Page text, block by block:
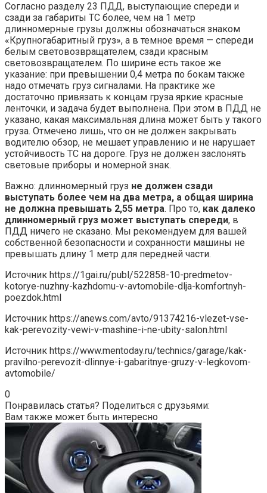
Согласно разделу 23 ПДД, выступающие спереди и
сзади за габариты ТС более, чем на 1 метр
длинномерные грузы должны обозначаться знаком
«Крупногабаритный груз», а в темное время — спереди
белым световозвращателем, сзади красным
световозвращателем. По ширине есть такое же
указание: при превышении 0,4 метра по бокам также
надо отмечать груз сигналами. На практике же
достаточно привязать к концам груза яркие красные
ленточки, и задача будет выполнена. При этом в ПДД не
указано, какая максимальная длина может быть у такого
груза. Отмечено лишь, что он не должен закрывать
водителю обзор, не мешает управлению и не нарушает
устойчивость ТС на дороге. Груз не должен заслонять
световые приборы и номерной знак.
Важно: длинномерный груз не должен сзади
выступать более чем на два метра, а общая ширина
не должна превышать 2,55 метра. Про то, как далеко
длинномерный груз может выступать спереди, в
ПДД ничего не сказано. Мы рекомендуем для вашей
собственной безопасности и сохранности машины не
превышать длину 1 метр для передней части.
Источник https://1gai.ru/publ/522858-10-predmetov-
kotorye-nuzhny-kazhdomu-v-avtomobile-dlja-komfortnyh-
poezdok.html
Источник https://anews.com/avto/91374216-vlezet-vse-
kak-perevozity-vewi-v-mashine-i-ne-ubity-salon.html
Источник https://www.mentoday.ru/technics/garage/kak-
pravilno-perevozit-dlinnye-i-gabaritnye-gruzy-v-legkovom-
avtomobile/
0
Понравилась статья? Поделиться с друзьями:
Вам также может быть интересно